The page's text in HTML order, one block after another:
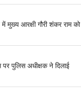
में मुख्य आरक्षी गौरी शंकर राम को
पुलिस अधीक्षक ने दिलाई